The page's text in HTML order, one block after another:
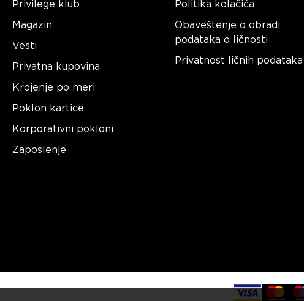
Privilege klub
Magazin
Vesti
Privatna kupovina
Krojenje po meri
Poklon kartice
Korporativni pokloni
Zaposlenje
Politika kolačića
Obaveštenje o obradi
podataka o ličnosti
Privatnost ličnih podataka